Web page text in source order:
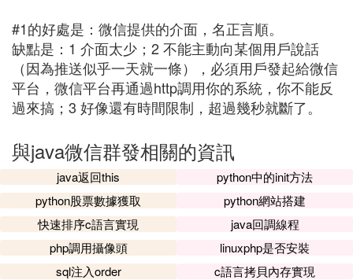
#1的好處是：微信提供的介面，名正言順。
缺點是：1 介面太少；2 不能主動向某個用戶說話
（因為推送似乎一天就一條），必須用戶發起給微信
平台，微信平台再通過http調用你的系統，你不能反
過來搞；3 好像還有時間限制，超過幾秒就斷了。
與java微信群發相關的資訊
java返回this
python中的init方法
python股票數據獲取
python網站搭建
快速排序c語言實現
java回調線程
php調用攝像頭
linuxphp是否安裝
sql注入order
c語言拷貝內存實現